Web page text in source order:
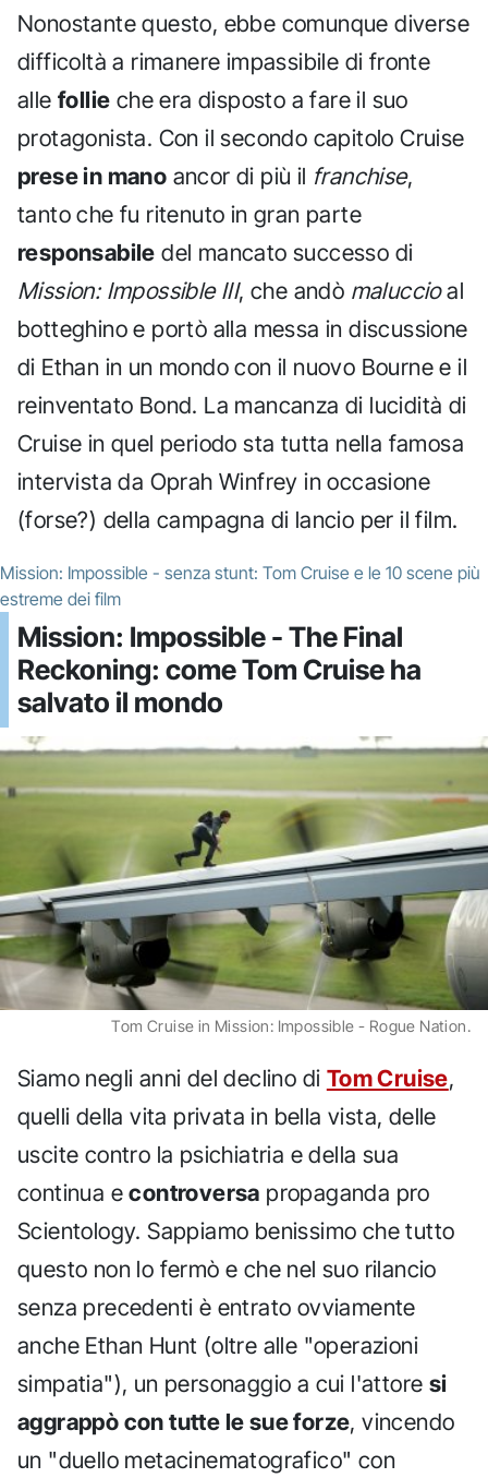
Nonostante questo, ebbe comunque diverse
difficoltà a rimanere impassibile di fronte
alle follie che era disposto a fare il suo
protagonista. Con il secondo capitolo Cruise
prese in mano ancor di più il franchise,
tanto che fu ritenuto in gran parte
responsabile del mancato successo di
Mission: Impossible III, che andò maluccioal
botteghino e portò alla messa in discussione
di Ethan in un mondo con il nuovo Bourne e il
reinventato Bond. La mancanza di lucidità di
Cruise in quel periodo sta tutta nella famosa
intervista da Oprah Winfrey in occasione
(forse?) della campagna di lancio per il film.
Mission: Impossible - senza stunt: Tom Cruise e le 10 scene più
estreme dei film
Mission: Impossible - The Final
Reckoning: come Tom Cruise ha
salvato il mondo
Tom Cruise in Mission: Impossible - Rogue Nation.
Siamo negli anni del declino di Tom Cruise,
quelli della vita privata in bella vista, delle
uscite contro la psichiatria e della sua
continua econtroversa propaganda pro
Scientology. Sappiamo benissimo che tutto
questo non lo fermò e che nel suo rilancio
senza precedenti è entrato ovviamente
anche Ethan Hunt (oltre alle "operazioni
simpatia"), un personaggio a cui l'attore si
aggrappò con tutte le sue forze, vincendo
un "duello metacinematografico" con